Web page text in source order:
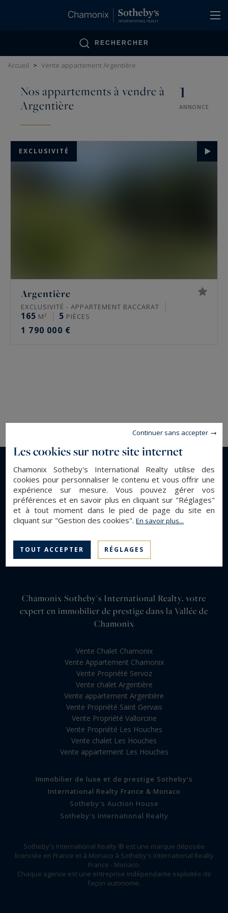
RECHERCHER
Accueil > Vente appartement Argentière
Nos appartements à vendre à
Argentière
1
ANNONCE
EXCLUSIVITÉ
Argentière
EXCLUSIVITÉ - APPARTEMENT BACCARAT
165 M² 5 PIÈCES
1 790 000 €
Chamonix Sotheby's International Realty, votre
expert en immobilier de prestige dans la Vallée de
Chamonix
Vente Chalet Chamonix
Vente Appartement Chamonix
Vente Propriété Servoz
Vente chalet Argentière
Vente appartement Argentière
Vente Propriété Saint Gervais
Vente Propriété Vallorcine
Vente Propriété Les Houches
Vente chalet Les Houches
Vente appartement Les Houches
Immobilier de luxe et de prestige Sotheby's
International Realty France & Monaco
Sotheby's Auction House
Sotheby's International Realty
Sotheby's International Realty ® est une marque déposée
licenciée en France et à Monaco à Sotheby's International Realty
France - Monaco.
Chaque agence est une entreprise indépendante exploitée de
façon autonome.
Les cookies sur notre site internet
Chamonix Sotheby's International Realty utilise des
cookies pour personnaliser le contenu et vous offrir une
expérience sur mesure. Vous pouvez gérer vos
préférences et en savoir plus en cliquant sur "Réglages"
et à tout moment dans le pied de page du site en
cliquant sur "Gestion des cookies".En savoir plus...
TOUT ACCEPTER RÉGLAGES
Continuer sans accepter